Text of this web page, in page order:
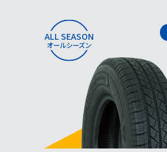
ALL SEASON
オールシーズン